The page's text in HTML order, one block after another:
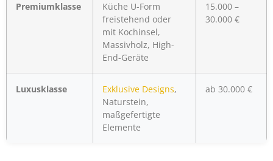
Premiumklasse
Küche U-Form
freistehend oder
mit Kochinsel,
Massivholz, High-
End-Geräte
15.000 –
30.000 €
Luxusklasse Exklusive Designs,
Naturstein,
maßgefertigte
Elemente
ab 30.000 €